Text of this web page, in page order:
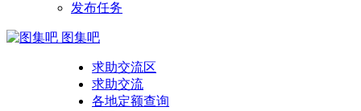
发布任务
图集吧
求助交流区
求助交流
各地定额查询